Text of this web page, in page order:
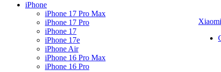
iPhone
iPhone 17 Pro Max
iPhone 17 Pro
iPhone 17
iPhone 17e
iPhone Air
iPhone 16 Pro Max
iPhone 16 Pro
Xiaomi